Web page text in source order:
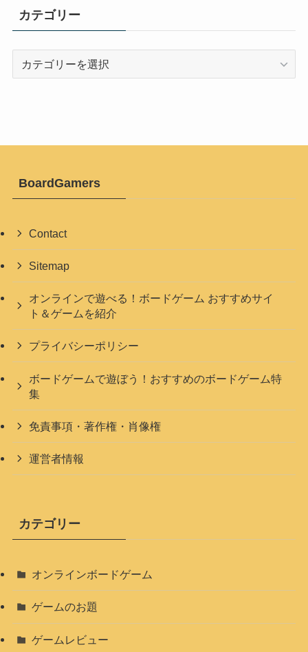
カテゴリー
BoardGamers
Contact
Sitemap
オンラインで遊べる！ボードゲーム おすすめサイ
ト＆ゲームを紹介
プライバシーポリシー
ボードゲームで遊ぼう！おすすめのボードゲーム特
集
免責事項・著作権・肖像権
運営者情報
カテゴリー
オンラインボードゲーム
ゲームのお題
ゲームレビュー